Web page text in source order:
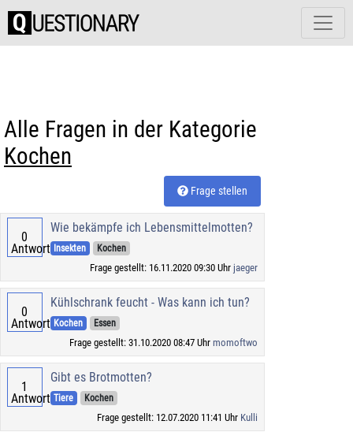
Alle Fragen in der Kategorie
Kochen
Frage stellen
0
Antworten
Wie bekämpfe ich Lebensmittelmotten?
Insekten Kochen
Frage gestellt: 16.11.2020 09:30 Uhr jaeger
0
Antworten
Kühlschrank feucht - Was kann ich tun?
Kochen Essen
Frage gestellt: 31.10.2020 08:47 Uhr momoftwo
1
Antworten
Gibt es Brotmotten?
Tiere Kochen
Frage gestellt: 12.07.2020 11:41 Uhr Kulli